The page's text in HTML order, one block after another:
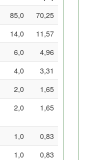
85,0
70,25
14,0
11,57
6,0
4,96
4,0
3,31
2,0
1,65
2,0 1,65
1,0
0,83
1,0 0,83